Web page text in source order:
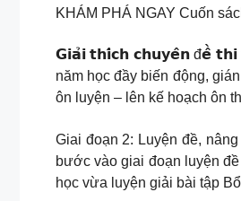
KHÁM PHÁ NGAY Cuốn
𝗚𝗶𝗮̉𝗶 𝘁𝗵𝗶́𝗰𝗵 𝗰𝗵𝘂𝘆𝗲̂𝗻 đ𝗲̂̀
năm học đầy biến động,
ôn luyện – lên kế hoạch ôn
Giai đoạn 2: Luyện đề,
bước vào giai đoạn luyện
học vừa luyện giải bài tập